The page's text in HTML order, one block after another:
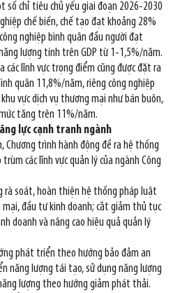
số chỉ tiêu chủ yếu giai đoạn 2026-2030
chế biến, chế tạo đạt khoảng 28%
nghiệp bình quân đầu người đạt
lượng tính trên GDP từ 1-1,5%/năm.
các lĩnh vực trọng điểm cũng được đặt ra
quân 11,8%/năm, riêng công nghiệp
vực dịch vụ thương mại như bán buôn,
tăng trên 11%/năm.
lực cạnh tranh ngành
Chương trình hành động đề ra hệ thống
các lĩnh vực quản lý của ngành Công
rà soát, hoàn thiện hệ thống pháp luật
mại, đầu tư kinh doanh; cắt giảm thủ tục
doanh và nâng cao hiệu quả quản lý
phát triển theo hướng bảo đảm an
năng lượng tái tạo, sử dụng năng lượng
lượng theo hướng giảm phát thải.